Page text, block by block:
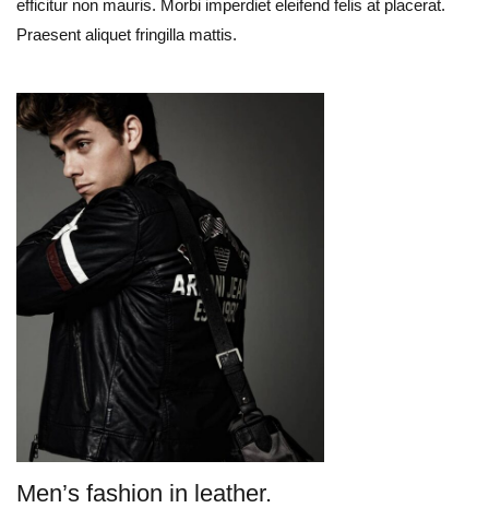
efficitur non mauris. Morbi imperdiet eleifend felis at placerat.
Praesent aliquet fringilla mattis.
Men’s fashion in leather.